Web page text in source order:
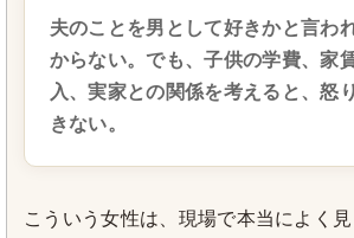
夫のことを男として好きかと言わ
からない。でも、子供の学費、家
入、実家との関係を考えると、怒
きない。
こういう女性は、現場で本当によく見